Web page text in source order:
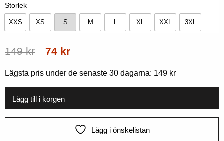
Storlek
XXS XS S M XL XXL 3XL
149kr
Ursprungligt
pris
149
kr.
74 krNuvarande
pris
kr.
Lägsta pris under de senaste 30 dagarna: 149 kr
Lägg till i korgen
Lägg i önskelistan